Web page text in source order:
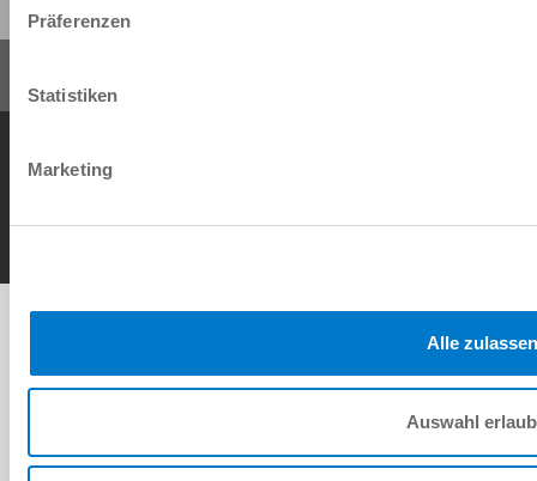
Präferenzen
Statistiken
Marketing
Alle zulassen
Auswahl